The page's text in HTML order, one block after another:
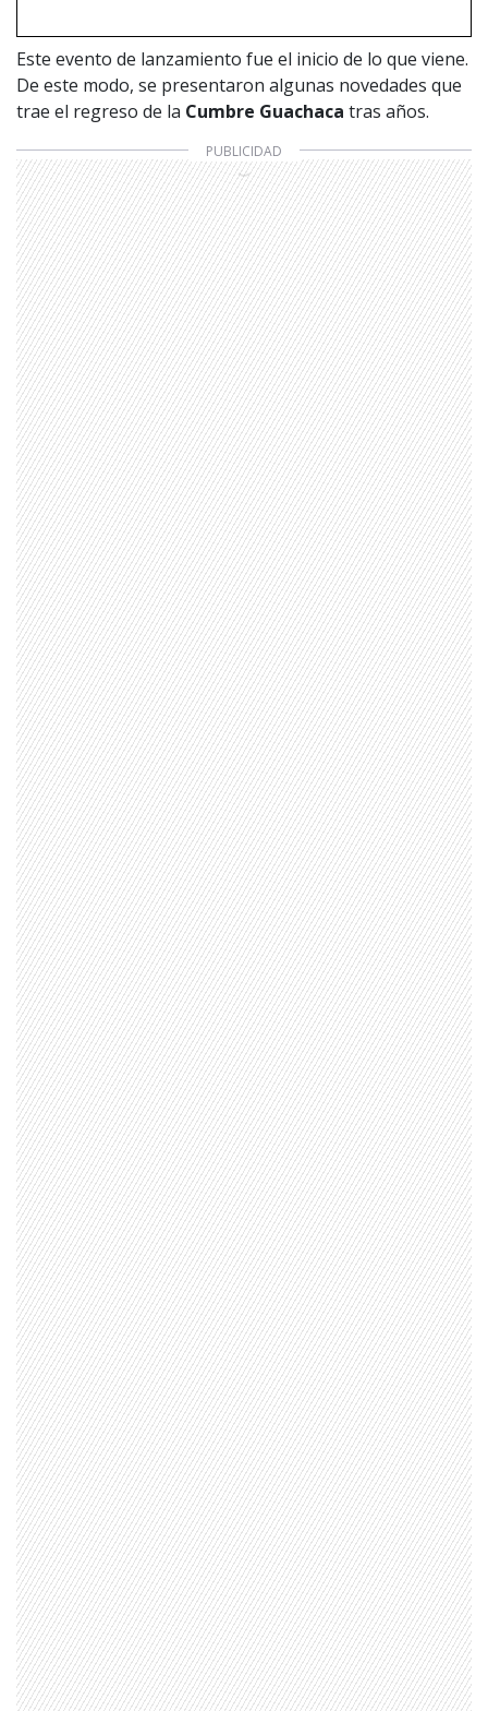
Este evento de lanzamiento fue el inicio de lo que viene.
De este modo, se presentaron algunas novedades que
trae el regreso de la Cumbre Guachaca tras años.